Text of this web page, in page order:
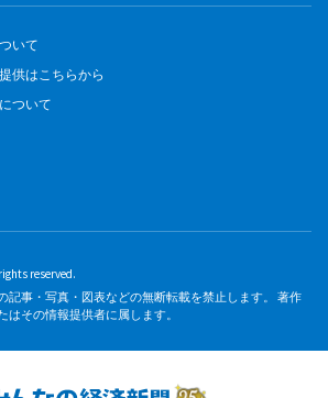
いて
供はこちらから
ついて
reserved.
記事・写真・図表などの無断転載を禁止します。 著作
その情報提供者に属します。